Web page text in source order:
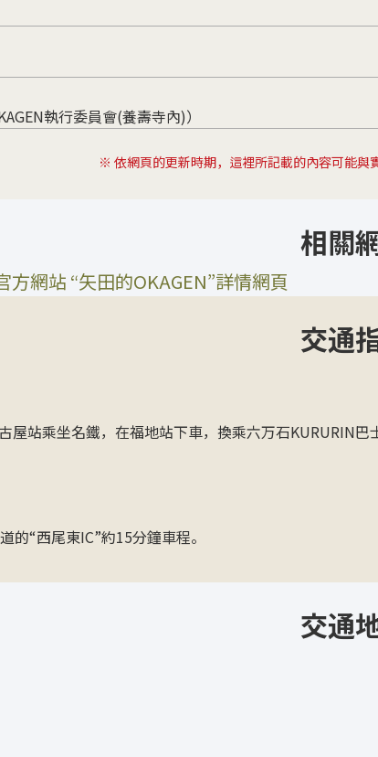
執行委員會(養壽寺內)）
※ 依網頁的更新時期，這裡所記載的內容可能與
相關
方網站 “矢田的OKAGEN”詳情網頁
交通
屋站乘坐名鐵，在福地站下車，換乘六万石KURURIN巴
的“西尾東IC”約15分鐘車程。
交通